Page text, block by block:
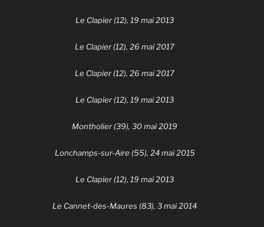
Le Clapier (12), 19 mai 2013
Le Clapier (12), 26 mai 2017
Le Clapier (12), 26 mai 2017
Le Clapier (12), 19 mai 2013
Montholier (39), 30 mai 2019
Lonchamps-sur-Aire (55), 24 mai 2015
Le Clapier (12), 19 mai 2013
Le Cannet-des-Maures (83), 3 mai 2014